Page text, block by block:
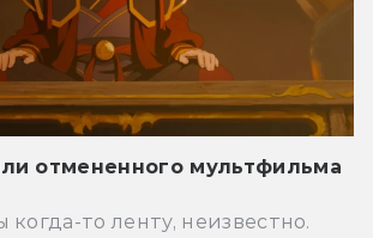
отмененного мультфильма
то ленту, неизвестно.